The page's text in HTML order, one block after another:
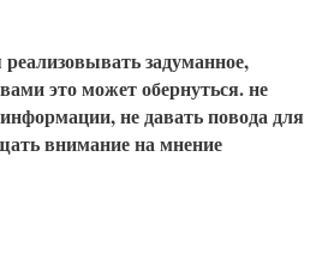
реализовывать задуманное,
это может обернуться. не
не давать повода для
внимание на мнение